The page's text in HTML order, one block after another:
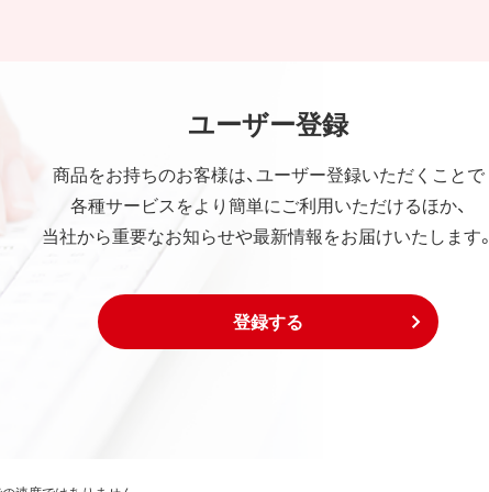
ユーザー登録
商品をお持ちのお客様は、ユーザー登録いただくことで
各種サービスをより簡単にご利用いただけるほか、
当社から重要なお知らせや最新情報をお届けいたします。
登録する